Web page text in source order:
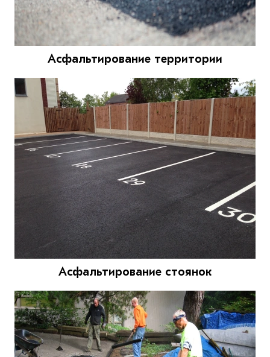
Асфальтирование территории
Асфальтирование стоянок